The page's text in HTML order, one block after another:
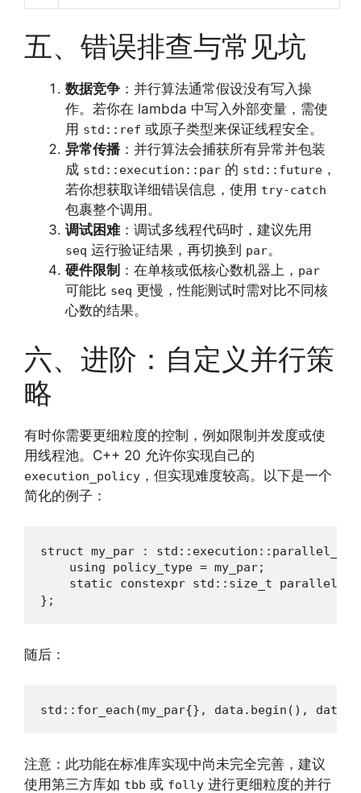
五、错误排查与常见坑
数据竞争 ：并行算法通常假设没有写入操
作。若你在 lambda 中写入外部变量，需使
用 std::ref 或原子类型来保证线程安全。
异常传播：并行算法会捕获所有异常并包装
成 std::execution::par 的 std::future ，
若你想获取详细错误信息，使用 try-catch
包裹整个调用。
调试困难：调试多线程代码时，建议先用
seq 运行验证结果，再切换到 par。
硬件限制 ：在单核或低核心数机器上， par
可能比 seq 更慢，性能测试时需对比不同核
心数的结果。
六、进阶：自定义并行策
略
有时你需要更细粒度的控制，例如限制并发度或使
用线程池。C++ 20 允许你实现自己的
execution_policy ，但实现难度较高。以下是一个
简化的例子：
struct my_par :
    using policy_type = my_par;
static constexpr std::size_t parallelism
};
随后：
std::for_each(my_par{}, data.begin(),
注意：此功能在标准库实现中尚未完全完善，建议
使用第三方库如 tbb 或 folly 进行更细粒度的并行